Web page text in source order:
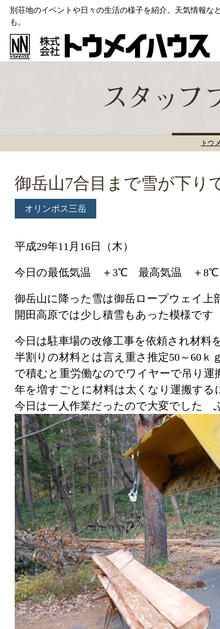
別荘地のイベントや日々の生活の様子を紹介。天気情報な
も。
トウ
御岳山7合目まで雪が下り
オリンポス三岳
平成29年11月16日（木）
今日の最低気温 ＋3℃ 最高気温
御岳山に降った雪は御岳ロープウェイ
開田高原では少し積雪もあった模様です
今日は駐車場の改修工事を依頼され材料
半割りの材料とは言え重さ推定50～60
で積むと重労働なのでワイヤーで吊り運
年を増すごとに材料は太くなり運搬する
今日は一人作業だったので大変でした